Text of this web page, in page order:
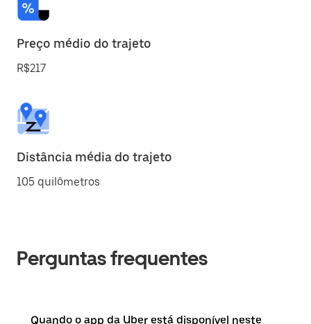
Preço médio do trajeto
R$217
Distância média do trajeto
105 quilômetros
Perguntas frequentes
Quando o app da Uber está disponível neste